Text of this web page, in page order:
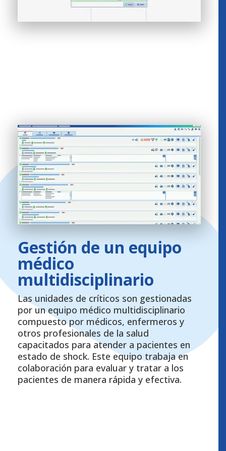
Gestión de un equipo
médico
multidisciplinario
Las unidades de críticos son gestionadas
por un equipo médico multidisciplinario
compuesto por médicos, enfermeros y
otros profesionales de la salud
capacitados para atender a pacientes en
estado de shock. Este equipo trabaja en
colaboración para evaluar y tratar a los
pacientes de manera rápida y efectiva.